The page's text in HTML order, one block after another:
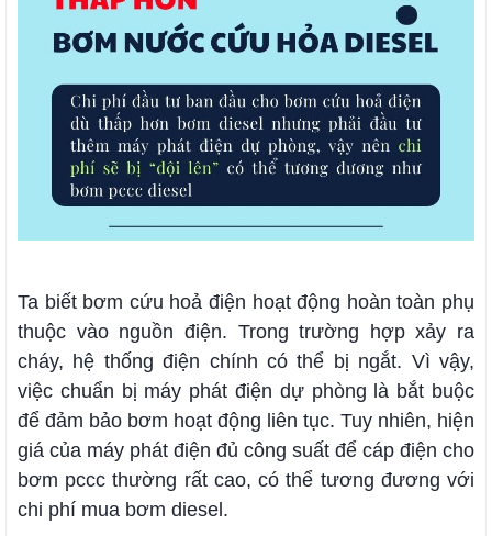
Ta biết bơm cứu hoả điện hoạt động hoàn toàn phụ
thuộc vào nguồn điện. Trong trường hợp xảy ra
cháy, hệ thống điện chính có thể bị ngắt. Vì vậy,
việc chuẩn bị máy phát điện dự phòng là bắt buộc
để đảm bảo bơm hoạt động liên tục. Tuy nhiên, hiện
giá của máy phát điện đủ công suất để cáp điện cho
bơm pccc thường rất cao, có thể tương đương với
chi phí mua bơm diesel.